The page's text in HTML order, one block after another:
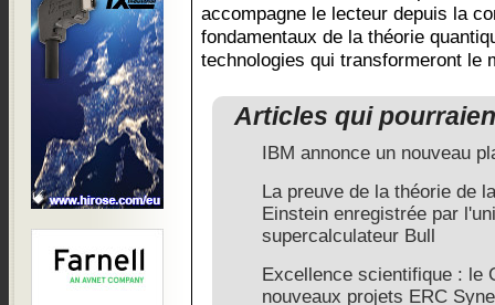
accompagne le lecteur depuis la
fondamentaux de la théorie
technologies qui transformeront le
Articles qui
IBM annonce un nouveau
La preuve de la théorie de
Einstein enregistrée par
supercalculateur Bull
Excellence scientifique : le
nouveaux projets ERC